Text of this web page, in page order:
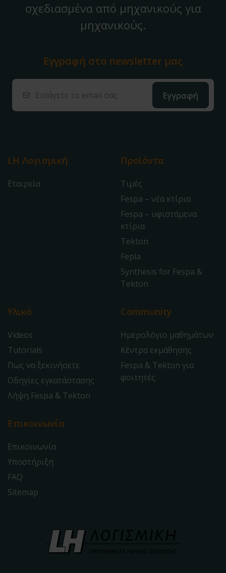
σχεδιασμένα από μηχανικούς για
μηχανικούς.
LH Λογισμική
Εταιρεία
Προϊόντα
Τιμές
Fespa – νέα κτίρια
Fespa – υφιστάμενα
κτίρια
Tekton
Fepla
Synthesis for Fespa &
Tekton
Υλικό
Videos
Tutorials
Πως να ξεκινήσετε
Οδηγίες εγκατάστασης
Λήψη Fespa & Tekton
Community
Ημερολόγιο μαθημάτων
Κέντρα εκμάθησης
Fespa & Tekton για
φοιτητές
Επικοινωνία
Επικοινωνία
Υποστήριξη
FAQ
Sitemap
Εγγραφή στο newsletter μας